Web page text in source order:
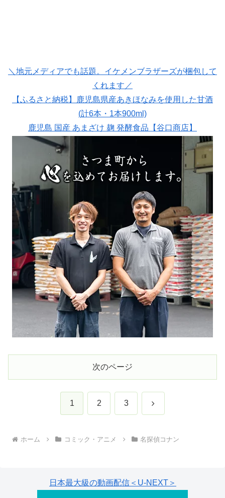
＼地元メディアでも話題。イケメンブラザーズが梱包して
くれます／
【ふるさと納税】鹿児島県産あきほなみを使用した甘酒
(計6本・1本900ml)
鹿児島 国産 あまざけ 麹 発酵食品【谷口商店】
次のページ
1 2 3 次
ホーム コミック・アニメ 名探偵コナン
日本最大級の動画配信＜U-NEXT＞